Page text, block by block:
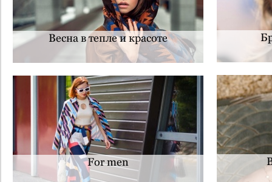
Весна в тепле и красоте
For men